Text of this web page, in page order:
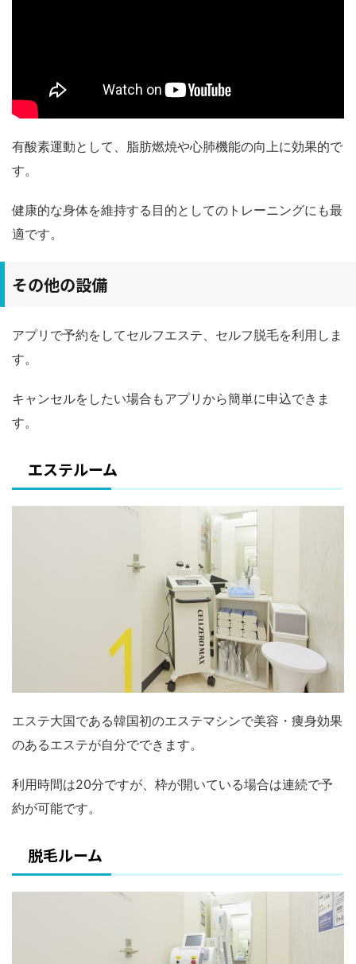
有酸素運動として、脂肪燃焼や心肺機能の向上に効果的で
す。
健康的な身体を維持する目的としてのトレーニングにも最
適です。
その他の設備
アプリで予約をしてセルフエステ、セルフ脱毛を利用しま
す。
キャンセルをしたい場合もアプリから簡単に申込できま
す。
エステルーム
エステ大国である韓国初のエステマシンで美容・痩身効果
のあるエステが自分でできます。
利用時間は20分ですが、枠が開いている場合は連続で予
約が可能です。
脱毛ルーム